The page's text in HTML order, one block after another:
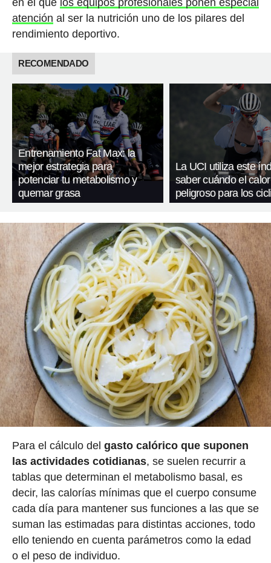
atención al ser la nutrición uno de los pilares del
rendimiento deportivo.
RECOMENDADO
Entrenamiento Fat Max: la
mejor estrategia para
potenciar tu metabolismo y
quemar grasa
La UCI utiliza este
saber cuándo el
peligroso para los
Para el cálculo del gasto calórico que suponen
las actividades cotidianas, se suelen recurrir a
tablas que determinan el metabolismo basal, es
decir, las calorías mínimas que el cuerpo consume
cada día para mantener sus funciones a las que se
suman las estimadas para distintas acciones, todo
ello teniendo en cuenta parámetros como la edad
o el peso de individuo.